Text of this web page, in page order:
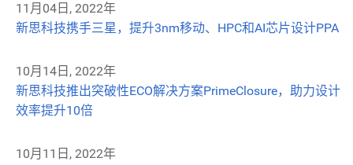
11月04日, 2022年
新思科技携手三星，提升3nm移动、HPC和AI芯片设计PPA
10月14日, 2022年
新思科技推出突破性ECO解决方案PrimeClosure，助力设计
效率提升10倍
10月11日, 2022年